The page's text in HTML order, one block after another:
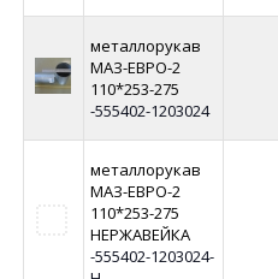
металлорукав
МАЗ-ЕВРО-2
110*253-275
-555402-1203024
металлорукав
МАЗ-ЕВРО-2
110*253-275
НЕРЖАВЕЙКА
-555402-1203024-